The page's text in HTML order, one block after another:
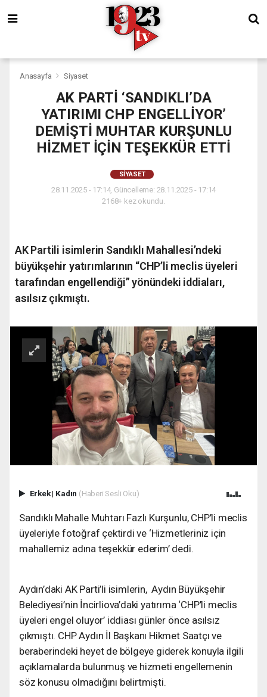
Anasayfa Siyaset
AK PARTİ ‘SANDIKLI’DA
YATIRIMI CHP ENGELLİYOR’
DEMİŞTİ MUHTAR KURŞUNLU
HİZMET İÇİN TEŞEKKÜR ETTİ
SIYASET
28.11.2025 - 17:14, Güncelleme: 28.11.2025 - 17:14
2168+ kez okundu.
AK Partili isimlerin Sandıklı Mahallesi’ndeki
büyükşehir yatırımlarının “CHP’li meclis üyeleri
tarafından engellendiği” yönündeki iddiaları,
asılsız çıkmıştı.
Erkek| Kadın (Haberi Sesli Oku)
Sandıklı Mahalle Muhtarı Fazlı Kurşunlu, CHP’li meclis
üyeleriyle fotoğraf çektirdi ve ‘Hizmetleriniz için
mahallemiz adına teşekkür ederim’ dedi.
Aydın’daki AK Parti’li isimlerin, Aydın Büyükşehir
Belediyesi’nin İncirliova’daki yatırıma ‘CHP’li meclis
üyeleri engel oluyor’ iddiası günler önce asılsız
çıkmıştı. CHP Aydın İl Başkanı Hikmet Saatçı ve
beraberindeki heyet de bölgeye giderek konuyla ilgili
açıklamalarda bulunmuş ve hizmeti engellemenin
söz konusu olmadığını belirtmişti.